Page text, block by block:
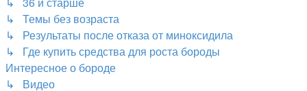
↳ Темы без возраста
↳ Результаты после отказа от миноксидила
↳ Где купить средства для роста бороды
Интересное о бороде
↳ Видео